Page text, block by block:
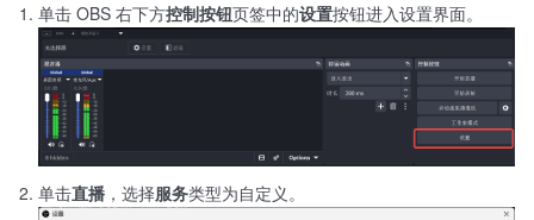
单击 OBS 右下方控制按钮页签中的设置按钮进入设置界面。
单击直播 ，选择服务类型为自定义。